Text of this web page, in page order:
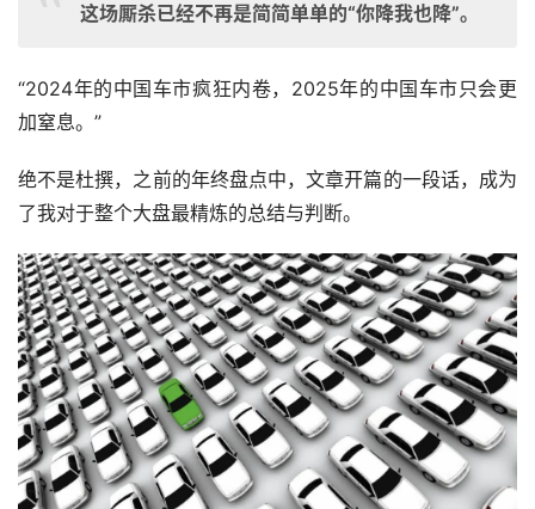
这场厮杀已经不再是简简单单的“你降我也降”。
“2024年的中国车市疯狂内卷，2025年的中国车市只会更
加窒息。”
绝不是杜撰，之前的年终盘点中，文章开篇的一段话，成为
了我对于整个大盘最精炼的总结与判断。